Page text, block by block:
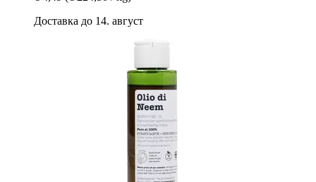
Доставка до 14. август